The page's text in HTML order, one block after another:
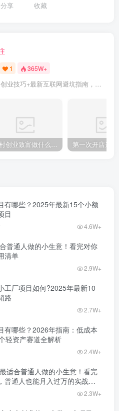
分享 收藏
1 365W+
不定期更新原创创业技巧+最新互联网避坑指南，助力企业或者个人快速成功创业
有哪些？2025年最新15个小额
目
4.6W+
普通人做的小生意！看完对你
清单
2.9W+
工厂项目如何?2025年最新10
路
2.7W+
有哪些？2026年指南：低成本
轻资产赛道全解析
2.4W+
适合普通人做的小生意！看完
普通人也能月入过万的实战路
2.3W+